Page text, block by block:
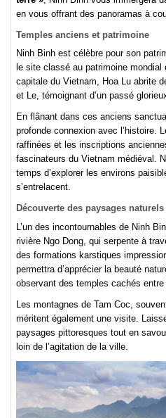
en vous offrant des panoramas à
Temples anciens et patrimoine
Ninh Binh est célèbre pour son
le site classé au patrimoine mondial
capitale du Vietnam, Hoa Lu abrite
et Le, témoignant d’un passé
En flânant dans ces anciens
profonde connexion avec l’histoire.
raffinées et les inscriptions
fascinateurs du Vietnam médiéval.
temps d’explorer les environs
s’entrelacent.
Découverte des paysages naturels
L’un des incontournables de Ninh
rivière Ngo Dong, qui serpente à
des formations karstiques
permettra d’apprécier la beauté
observant des temples cachés entre
Les montagnes de Tam Coc,
méritent également une visite.
paysages pittoresques tout en
loin de l’agitation de la ville.